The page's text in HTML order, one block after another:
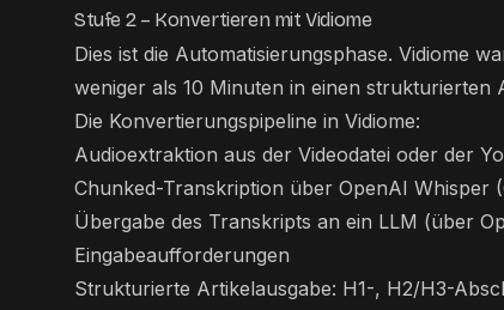
Stufe 2 – Konvertieren mit Vidiome
Dies ist die Automatisierungsphase. Vidiome
weniger als 10 Minuten in einen strukturierten
Die Konvertierungspipeline in Vidiome:
Audioextraktion aus der Videodatei oder der
Chunked-Transkription über OpenAI Whisper
Übergabe des Transkripts an ein LLM (über
Eingabeaufforderungen
Strukturierte Artikelausgabe: H1-, H2/H3-